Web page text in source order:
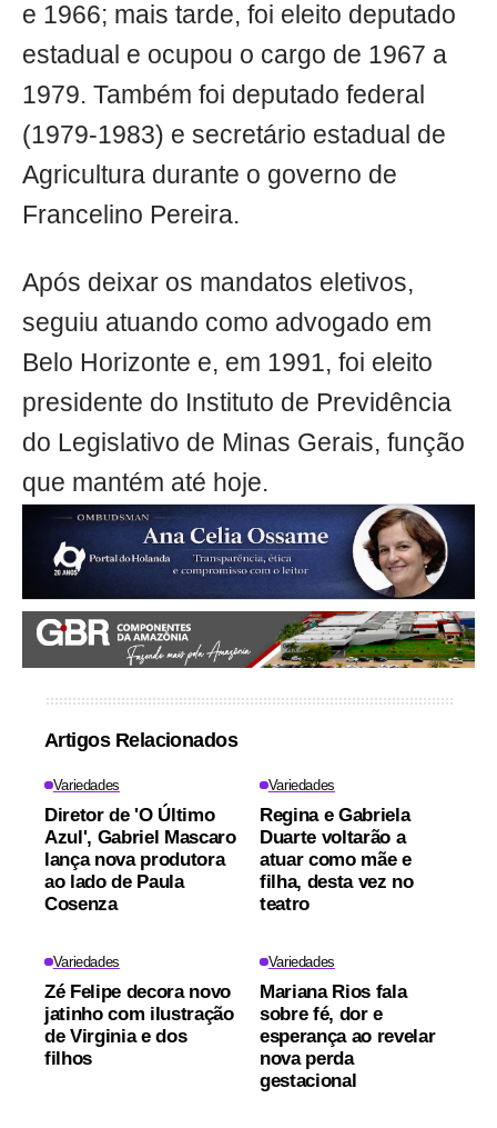
e 1966; mais tarde, foi eleito deputado
estadual e ocupou o cargo de 1967 a
1979. Também foi deputado federal
(1979-1983) e secretário estadual de
Agricultura durante o governo de
Francelino Pereira.
Após deixar os mandatos eletivos,
seguiu atuando como advogado em
Belo Horizonte e, em 1991, foi eleito
presidente do Instituto de Previdência
do Legislativo de Minas Gerais, função
que mantém até hoje.
Artigos Relacionados
Variedades
Diretor de 'O Último
Azul', Gabriel Mascaro
lança nova produtora
ao lado de Paula
Cosenza
Variedades
Regina e Gabriela
Duarte voltarão a
atuar como mãe e
filha, desta vez no
teatro
Variedades
Zé Felipe decora novo
jatinho com ilustração
de Virginia e dos
filhos
Variedades
Mariana Rios fala
sobre fé, dor e
esperança ao revelar
nova perda
gestacional